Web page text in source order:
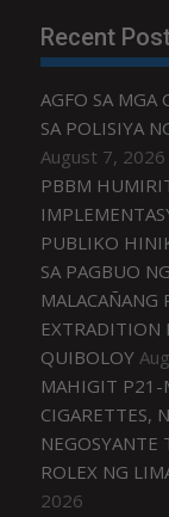
Recent
AGFO SA MGA
SA POLISIYA
August 7, 2026
PBBM
PUBLIKO
SA PAGBUO
MALACAÑANG
EXTRADITION
QUIBOLOY
MAHIGIT P21-
CIGARETTES,
NEGOSYANTE
ROLEX NG
2026